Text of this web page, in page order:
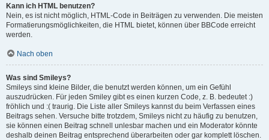
Kann ich HTML benutzen?
Nein, es ist nicht möglich, HTML-Code in Beiträgen zu verwenden. Die meisten
Formatierungsmöglichkeiten, die HTML bietet, können über BBCode erreicht
werden.
Nach oben
Was sind Smileys?
Smileys sind kleine Bilder, die benutzt werden können, um ein Gefühl
auszudrücken. Für jeden Smiley gibt es einen kurzen Code, z. B. bedeutet :)
fröhlich und :( traurig. Die Liste aller Smileys kannst du beim Verfassen eines
Beitrags sehen. Versuche bitte trotzdem, Smileys nicht zu häufig zu benutzen,
sie können einen Beitrag schnell unlesbar machen und ein Moderator könnte
deshalb deinen Beitrag entsprechend überarbeiten oder gar komplett löschen.